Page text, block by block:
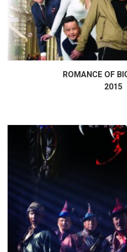
Дэлгэрэнгүй
ROMANCE OF
2015